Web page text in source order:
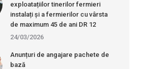
exploatațiilor tinerilor fermieri
instalați și a fermierilor cu vârsta
de maximum 45 de ani DR 12
24/03/2026
Anunțuri de angajare pachete de
bază